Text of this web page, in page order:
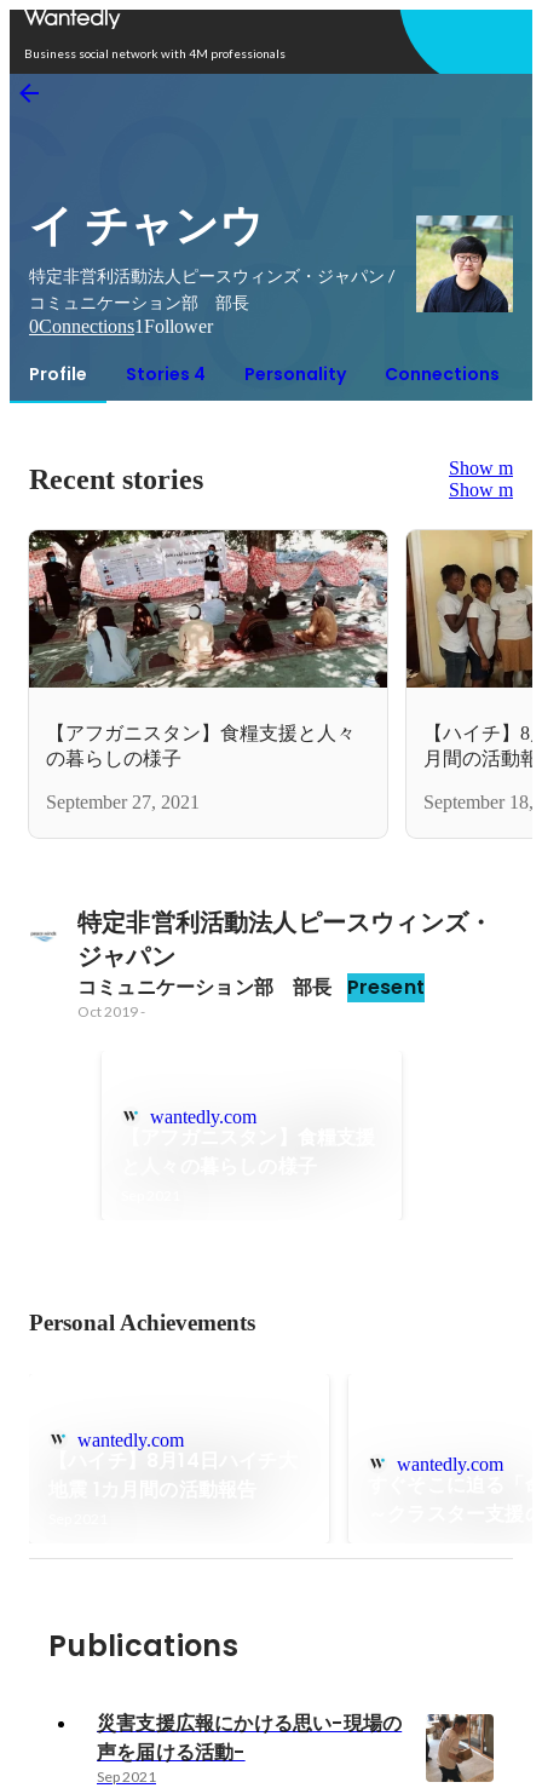
Business social network with 4M professionals
イ チャンウ
特定非営利活動法人ピースウィンズ・ジャパン /
コミュニケーション部 部長
0Connections1Follower
Profile Stories 4 Personality Connections
Recent stories
Show more
Show more
【アフガニスタン】食糧支援と人々
の暮らしの様子
September 27, 2021
【ハイチ】8
月間の活動
September 18,
特定非営利活動法人ピースウィンズ・
ジャパン
コミュニケーション部　部長 Present
Oct 2019-
wantedly.com
Personal Achievements
wantedly.com
wantedly.com
Publications
災害支援広報にかける思い-現場の
声を届ける活動-
Sep 2021